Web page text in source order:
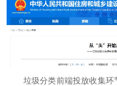
垃圾分类前端投放收集环